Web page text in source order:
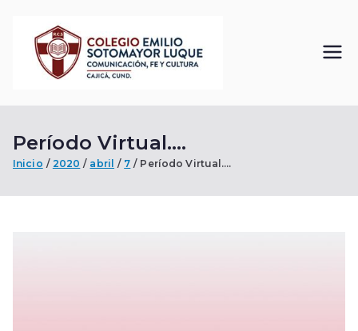
contenido
Emilio
Sotom
Comunicación, Fe
Período Virtual….
Inicio 2020 abril 7 Período Virtual….